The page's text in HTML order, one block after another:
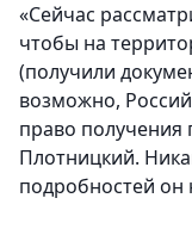
«Сейчас
чтобы на
(получили
возможно,
право получения
Плотницкий.
подробностей